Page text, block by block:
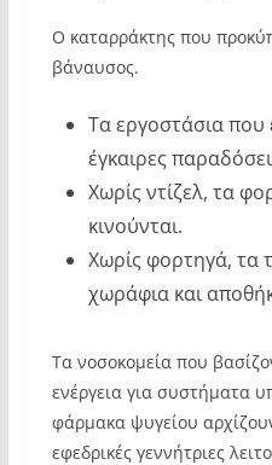
Ο καταρράκτης που
βάναυσος.
Τα εργοστάσια που
έγκαιρες
Χωρίς ντίζελ, τα
κινούνται.
Χωρίς φορτηγά, τα
χωράφια και
Τα νοσοκομεία που
ενέργεια για συστήματα
φάρμακα ψυγείου
εφεδρικές γεννήτριες